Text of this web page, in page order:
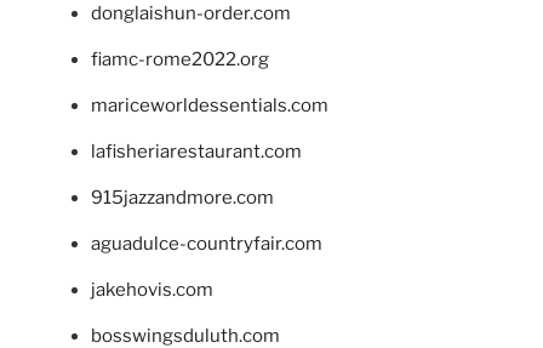
donglaishun-order.com
fiamc-rome2022.org
mariceworldessentials.com
lafisheriarestaurant.com
915jazzandmore.com
aguadulce-countryfair.com
jakehovis.com
bosswingsduluth.com